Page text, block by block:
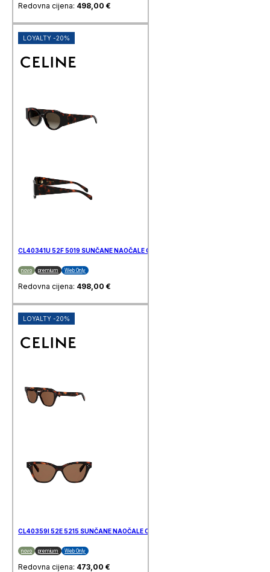
Redovna cijena: 498,00 €
LOYALTY -20%
CL40341U 52F 5019 SUNČANE NAOČALE CELINE
novo premium Web Only
Redovna cijena: 498,00 €
LOYALTY -20%
CL40359I 52E 5215 SUNČANE NAOČALE CELINE
novo premium Web Only
Redovna cijena: 473,00 €